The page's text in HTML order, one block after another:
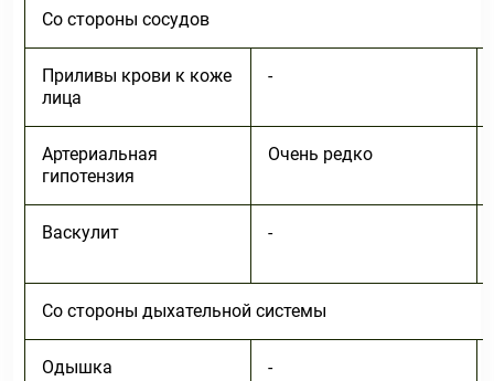
Со стороны сосудов
Приливы крови к коже
лица
-
Артериальная
гипотензия
Очень редко
Васкулит -
Со стороны дыхательной системы
Одышка -